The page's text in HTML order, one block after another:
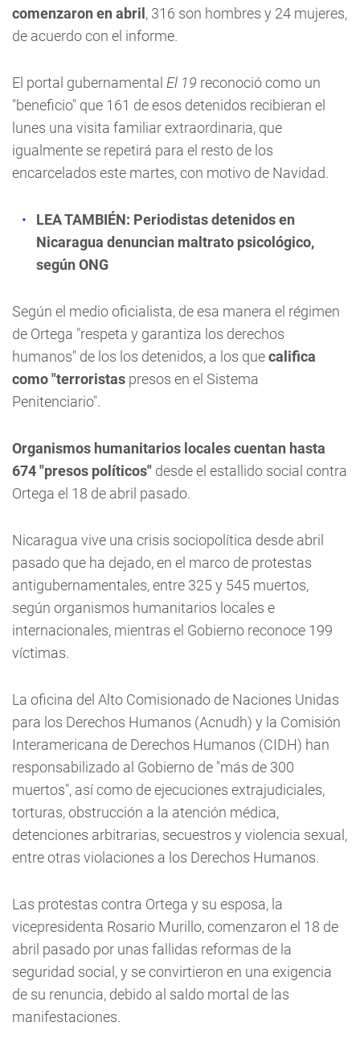
comenzaron en abril , 316 son hombres y 24 mujeres,
de acuerdo con el informe.
El portal gubernamental El 19 reconoció como un
"beneficio" que 161 de esos detenidos recibieran el
lunes una visita familiar extraordinaria, que
igualmente se repetirá para el resto de los
encarcelados este martes, con motivo de Navidad.
LEA TAMBIÉN: Periodistas detenidos en
Nicaragua denuncian maltrato psicológico,
según ONG
Según el medio oficialista, de esa manera el régimen
de Ortega "respeta y garantiza los derechos
humanos" de los los detenidos, a los quecalifica
como "terroristas presos en el Sistema
Penitenciario".
Organismos humanitarios locales cuentan hasta
674 "presos políticos" desde el estallido social contra
Ortega el 18 de abril pasado.
Nicaragua vive una crisis sociopolítica desde abril
pasado que ha dejado, en el marco de protestas
antigubernamentales, entre 325 y 545 muertos,
según organismos humanitarios locales e
internacionales, mientras el Gobierno reconoce 199
víctimas.
La oficina del Alto Comisionado de Naciones Unidas
para los Derechos Humanos (Acnudh) y la Comisión
Interamericana de Derechos Humanos (CIDH) han
responsabilizado al Gobierno de "más de 300
muertos", así como de ejecuciones extrajudiciales,
torturas, obstrucción a la atención médica,
detenciones arbitrarias, secuestros y violencia sexual,
entre otras violaciones a los Derechos Humanos.
Las protestas contra Ortega y su esposa, la
vicepresidenta Rosario Murillo, comenzaron el 18 de
abril pasado por unas fallidas reformas de la
seguridad social, y se convirtieron en una exigencia
de su renuncia, debido al saldo mortal de las
manifestaciones.